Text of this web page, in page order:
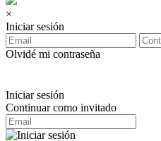
×
Iniciar sesión
Olvidé mi contraseña
Iniciar sesión
Continuar como invitado